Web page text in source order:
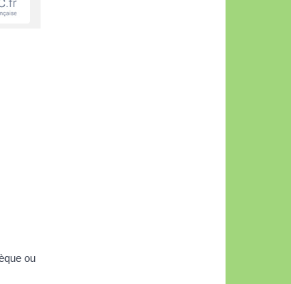
ou